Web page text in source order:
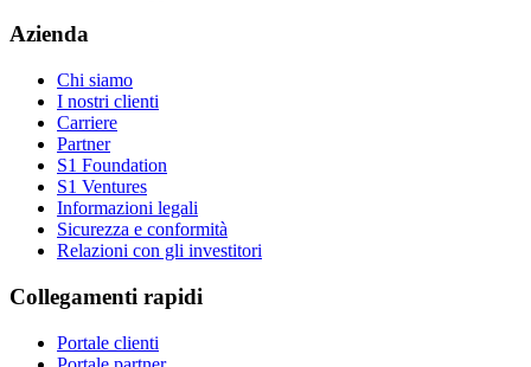
Azienda
Chi siamo
I nostri clienti
Carriere
Partner
S1 Foundation
S1 Ventures
Informazioni legali
Sicurezza e conformità
Relazioni con gli investitori
Collegamenti rapidi
Portale clienti